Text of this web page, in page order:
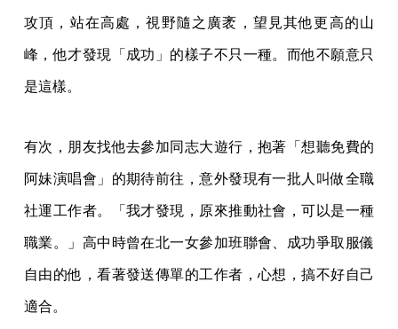
攻頂，站在高處，視野隨之廣袤，望見其他更高的山
峰，他才發現「成功」的樣子不只一種。而他不願意只
是這樣。
有次，朋友找他去參加同志大遊行，抱著「想聽免費的
阿妹演唱會」的期待前往，意外發現有一批人叫做全職
社運工作者。「我才發現，原來推動社會，可以是一種
職業。」高中時曾在北一女參加班聯會、成功爭取服儀
自由的他，看著發送傳單的工作者，心想，搞不好自己
適合。